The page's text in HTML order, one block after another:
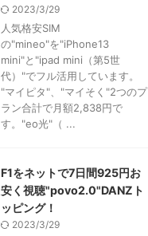
2023/3/29
人気格安SIM
の"mineo"を"iPhone13
mini"と"ipad mini（第5世
代）"でフル活用しています。
"マイピタ"、"マイそく"2つのプ
ラン合計で月額2,838円で
す。"eo光"（ ...
F1をネットで7日間925円お
安く視聴"povo2.0"DANZト
ッピング！
2023/3/29